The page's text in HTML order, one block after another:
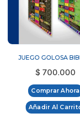
JUEGO GOLOSA
$ 700.000
Comprar Ahora
Añadir Al